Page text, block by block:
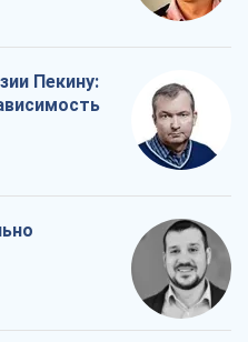
Пекину: